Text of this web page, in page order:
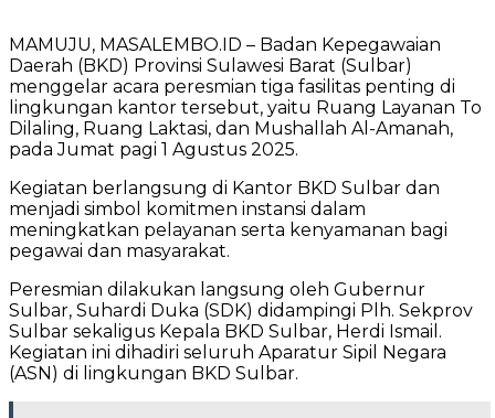
MAMUJU, MASALEMBO.ID – Badan Kepegawaian
Daerah (BKD) Provinsi Sulawesi Barat (Sulbar)
menggelar acara peresmian tiga fasilitas penting di
lingkungan kantor tersebut, yaitu Ruang Layanan To
Dilaling, Ruang Laktasi, dan Mushallah Al-Amanah,
pada Jumat pagi 1 Agustus 2025.
Kegiatan berlangsung di Kantor BKD Sulbar dan
menjadi simbol komitmen instansi dalam
meningkatkan pelayanan serta kenyamanan bagi
pegawai dan masyarakat.
Peresmian dilakukan langsung oleh Gubernur
Sulbar, Suhardi Duka (SDK) didampingi Plh. Sekprov
Sulbar sekaligus Kepala BKD Sulbar, Herdi Ismail.
Kegiatan ini dihadiri seluruh Aparatur Sipil Negara
(ASN) di lingkungan BKD Sulbar.